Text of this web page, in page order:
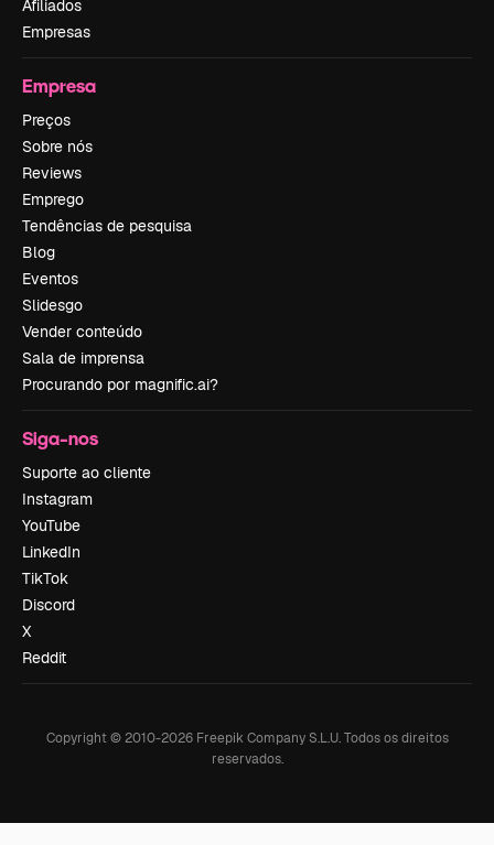
Afiliados
Empresas
Empresa
Preços
Sobre nós
Reviews
Emprego
Tendências de pesquisa
Blog
Eventos
Slidesgo
Vender conteúdo
Sala de imprensa
Procurando por magnific.ai?
Siga-nos
Suporte ao cliente
Instagram
YouTube
LinkedIn
TikTok
Discord
X
Reddit
Copyright © 2010-2026Freepik Company S.L.U. Todos os direitos
reservados.